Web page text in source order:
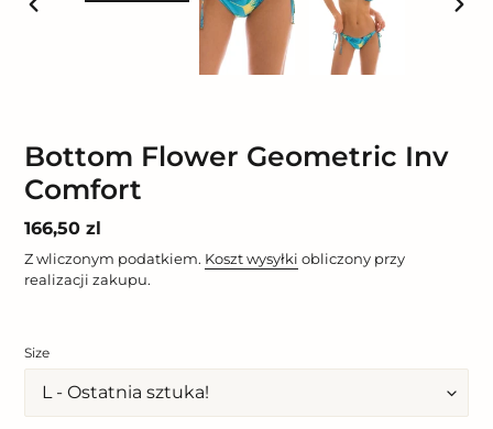
Bottom Flower Geometric Inv
Comfort
Cena
regularna
166,50 zl
Z wliczonym podatkiem. Koszt wysyłki obliczony przy
realizacji zakupu.
Size